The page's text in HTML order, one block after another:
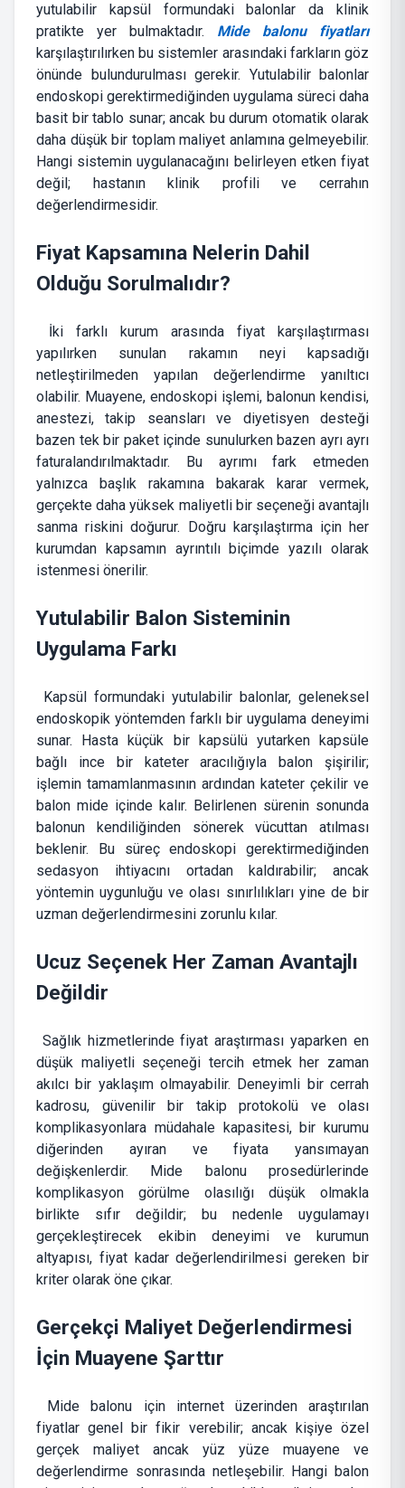
yutulabilir kapsül formundaki balonlar da klinik
pratikte yer bulmaktadır.
Mide balonu fiyatları
karşılaştırılırken bu sistemler arasındaki farkların göz
önünde bulundurulması gerekir. Yutulabilir balonlar
endoskopi gerektirmediğinden uygulama süreci daha
basit bir tablo sunar; ancak bu durum otomatik olarak
daha düşük bir toplam maliyet anlamına gelmeyebilir.
Hangi sistemin uygulanacağını belirleyen etken fiyat
değil; hastanın klinik profili ve cerrahın
değerlendirmesidir.
Fiyat Kapsamına Nelerin Dahil
Olduğu Sorulmalıdır?
İki farklı kurum arasında fiyat karşılaştırması
yapılırken sunulan rakamın neyi kapsadığı
netleştirilmeden yapılan değerlendirme yanıltıcı
olabilir. Muayene, endoskopi işlemi, balonun kendisi,
anestezi, takip seansları ve diyetisyen desteği
bazen tek bir paket içinde sunulurken bazen ayrı ayrı
faturalandırılmaktadır. Bu ayrımı fark etmeden
yalnızca başlık rakamına bakarak karar vermek,
gerçekte daha yüksek maliyetli bir seçeneği avantajlı
sanma riskini doğurur. Doğru karşılaştırma için her
kurumdan kapsamın ayrıntılı biçimde yazılı olarak
istenmesi önerilir.
Yutulabilir Balon Sisteminin
Uygulama Farkı
Kapsül formundaki yutulabilir balonlar, geleneksel
endoskopik yöntemden farklı bir uygulama deneyimi
sunar. Hasta küçük bir kapsülü yutarken kapsüle
bağlı ince bir kateter aracılığıyla balon şişirilir;
işlemin tamamlanmasının ardından kateter çekilir ve
balon mide içinde kalır. Belirlenen sürenin sonunda
balonun kendiliğinden sönerek vücuttan atılması
beklenir. Bu süreç endoskopi gerektirmediğinden
sedasyon ihtiyacını ortadan kaldırabilir; ancak
yöntemin uygunluğu ve olası sınırlılıkları yine de bir
uzman değerlendirmesini zorunlu kılar.
Ucuz Seçenek Her Zaman Avantajlı
Değildir
Sağlık hizmetlerinde fiyat araştırması yaparken en
düşük maliyetli seçeneği tercih etmek her zaman
akılcı bir yaklaşım olmayabilir. Deneyimli bir cerrah
kadrosu, güvenilir bir takip protokolü ve olası
komplikasyonlara müdahale kapasitesi, bir kurumu
diğerinden ayıran ve fiyata yansımayan
değişkenlerdir. Mide balonu prosedürlerinde
komplikasyon görülme olasılığı düşük olmakla
birlikte sıfır değildir; bu nedenle uygulamayı
gerçekleştirecek ekibin deneyimi ve kurumun
altyapısı, fiyat kadar değerlendirilmesi gereken bir
kriter olarak öne çıkar.
Gerçekçi Maliyet Değerlendirmesi
İçin Muayene Şarttır
Mide balonu için internet üzerinden araştırılan
fiyatlar genel bir fikir verebilir; ancak kişiye özel
gerçek maliyet ancak yüz yüze muayene ve
değerlendirme sonrasında netleşebilir. Hangi balon